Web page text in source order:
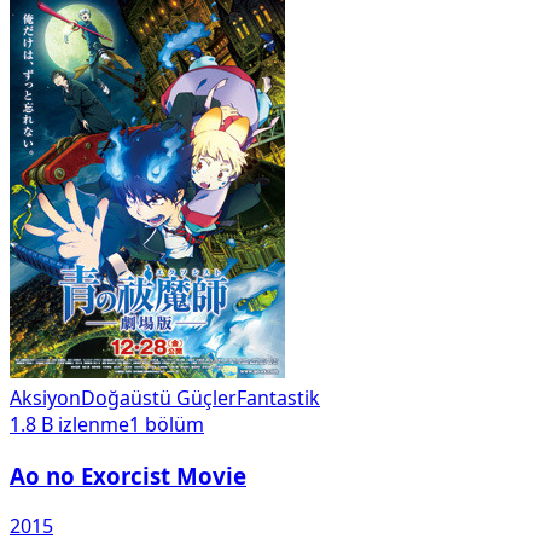
AksiyonDoğaüstü GüçlerFantastik
1.8 B izlenme1 bölüm
Ao no Exorcist Movie
2015